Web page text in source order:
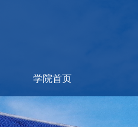
学院首页